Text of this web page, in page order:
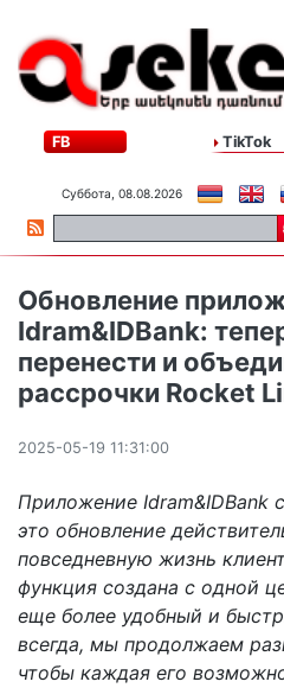
FB TikTok
Суббота, 08.08.2026
Обновление
Idram&IDBank:
перенести и
рассрочки Rocket
2025-05-19 11:31:00
Приложение Idram&IDBank
это обновление
повседневную жизнь
функция создана с одной
еще более удобный и
всегда, мы продолжаем
чтобы каждая его